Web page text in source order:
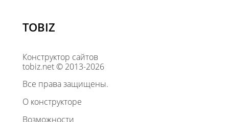
TOBIZ
Конструктор сайтов
tobiz.net © 2013-2026
Все права защищены.
О конструкторе
Возможности